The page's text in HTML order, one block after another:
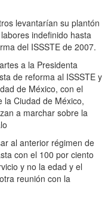
levantarían su plantón
indefinido hasta
del ISSSTE de 2007.
a la Presidenta
de reforma al ISSSTE y
de México, con el
la Ciudad de México,
a marchar sobre la
al anterior régimen de
con el 100 por ciento
y no la edad y el
reunión con la